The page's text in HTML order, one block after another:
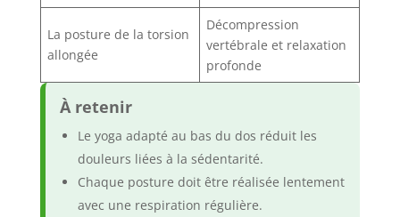
La posture de la torsion
allongée
Décompression
vertébrale et relaxation
profonde
À retenir
Le yoga adapté au bas du dos réduit les
douleurs liées à la sédentarité.
Chaque posture doit être réalisée lentement
avec une respiration régulière.